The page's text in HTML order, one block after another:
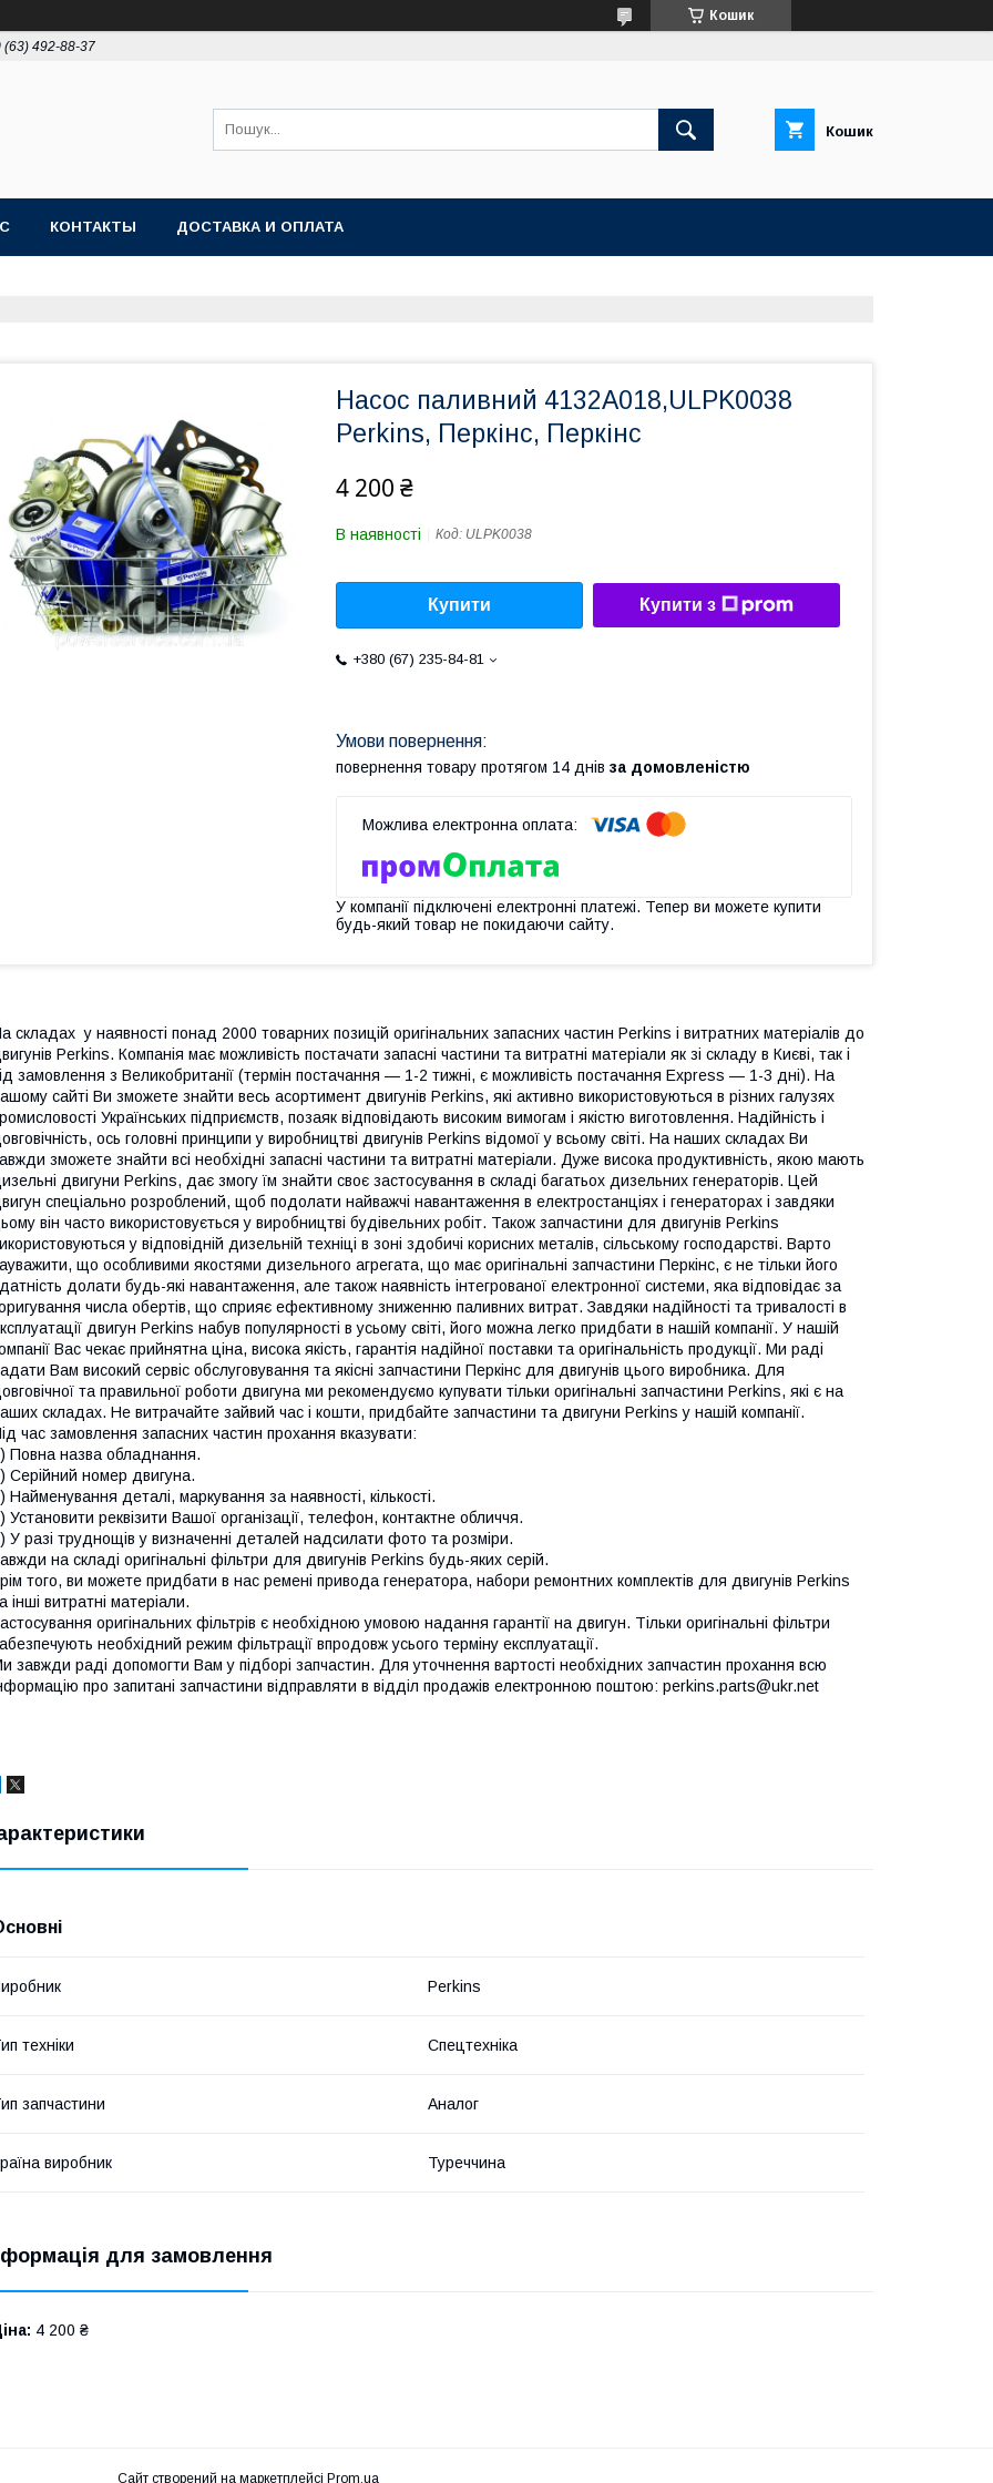
Кошик
(63) 492-88-37
Кошик
КОНТАКТЫ ДОСТАВКА И ОПЛАТА
Насос паливний 4132A018,ULPK0038
Perkins, Перкінс, Перкінс
4 200 ₴
В наявності Код: ULPK0038
Купити Купити з
+380 (67) 235-84-81
повернення товару протягом 14 днів за домовленістю
У компанії підключені електронні платежі. Тепер ви можете купити
будь-який товар не покидаючи сайту.
складах у наявності понад 2000 товарних позицій оригінальних запасних частин Perkins і витратних матеріалів до
Perkins. Компанія має можливість постачати запасні частини та витратні матеріали як зі складу в Києві, так і
замовлення з Великобританії (термін постачання — 1-2 тижні, є можливість постачання Express — 1-3 дні). На
сайті Ви зможете знайти весь асортимент двигунів Perkins, які активно використовуються в різних галузях
Українських підприємств, позаяк відповідають високим вимогам і якістю виготовлення. Надійність і
ось головні принципи у виробництві двигунів Perkins відомої у всьому світі. На наших складах Ви
зможете знайти всі необхідні запасні частини та витратні матеріали. Дуже висока продуктивність, якою мають
двигуни Perkins, дає змогу їм знайти своє застосування в складі багатьох дизельних генераторів. Цей
спеціально розроблений, щоб подолати найважчі навантаження в електростанціях і генераторах і завдяки
він часто використовується у виробництві будівельних робіт. Також запчастини для двигунів Perkins
у відповідній дизельній техніці в зоні здобичі корисних металів, сільському господарстві. Варто
що особливими якостями дизельного агрегата, що має оригінальні запчастини Перкінс, є не тільки його
долати будь-які навантаження, але також наявність інтегрованої електронної системи, яка відповідає за
числа обертів, що сприяє ефективному зниженню паливних витрат. Завдяки надійності та тривалості в
двигун Perkins набув популярності в усьому світі, його можна легко придбати в нашій компанії. У нашій
Вас чекає прийнятна ціна, висока якість, гарантія надійної поставки та оригінальність продукції. Ми раді
Вам високий сервіс обслуговування та якісні запчастини Перкінс для двигунів цього виробника. Для
та правильної роботи двигуна ми рекомендуємо купувати тільки оригінальні запчастини Perkins, які є на
складах. Не витрачайте зайвий час і кошти, придбайте запчастини та двигуни Perkins у нашій компанії.
час замовлення запасних частин прохання вказувати:
Повна назва обладнання.
Серійний номер двигуна.
Найменування деталі, маркування за наявності, кількості.
Установити реквізити Вашої організації, телефон, контактне обличчя.
У разі труднощів у визначенні деталей надсилати фото та розміри.
на складі оригінальні фільтри для двигунів Perkins будь-яких серій.
того, ви можете придбати в нас ремені привода генератора, набори ремонтних комплектів для двигунів Perkins
інші витратні матеріали.
оригінальних фільтрів є необхідною умовою надання гарантії на двигун. Тільки оригінальні фільтри
необхідний режим фільтрації впродовж усього терміну експлуатації.
завжди раді допомогти Вам у підборі запчастин. Для уточнення вартості необхідних запчастин прохання всю
про запитані запчастини відправляти в відділ продажів електронною поштою: perkins.parts@ukr.net
Perkins
техніки Спецтехніка
запчастини Аналог
виробник Туреччина
для замовлення
4 200 ₴
Сайт створений на маркетплейсі Prom.ua